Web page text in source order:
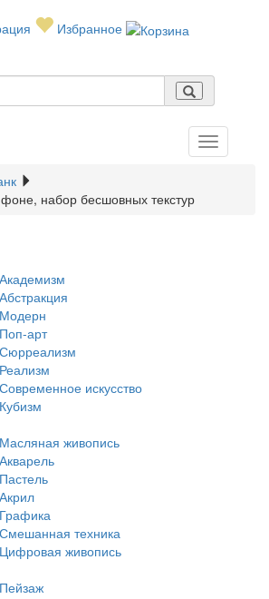
Избранное
набор бесшовных текстур
Академизм
Абстракция
Модерн
Поп-арт
Сюрреализм
Реализм
Современное искусство
Кубизм
Масляная живопись
Акварель
Пастель
Акрил
Графика
Смешанная техника
Цифровая живопись
Пейзаж